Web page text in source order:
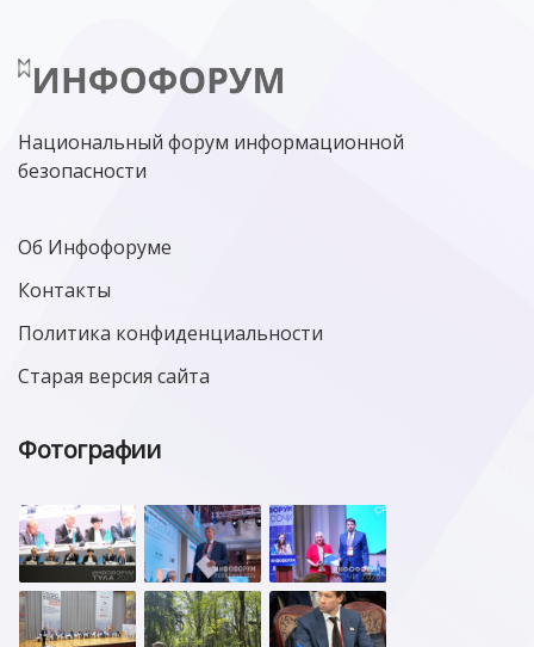
Национальный форум информационной
безопасности
Об Инфофоруме
Контакты
Политика конфиденциальности
Старая версия сайта
Фотографии